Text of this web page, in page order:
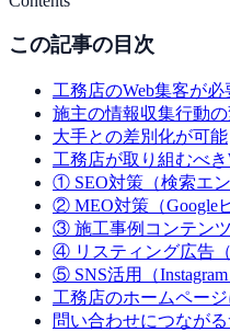
この記事の目次
工務店のWeb集客が必
施主の情報収集行動
大手との差別化が可能
工務店が取り組むべ
① SEO対策（検索エン
② MEO対策（Google
③ 施工事例コンテンツ
④ リスティング広告（
⑤ SNS活用（Instagram
工務店のホームペー
問い合わせにつなが